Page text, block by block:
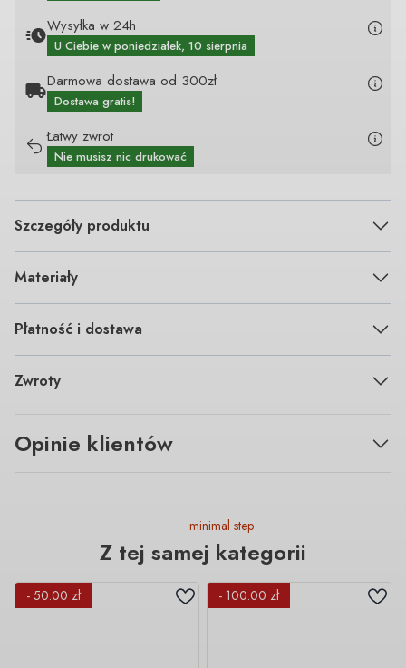
Wysyłka w 24h
U Ciebie w poniedziałek, 10 sierpnia
Darmowa dostawa od 300zł
Dostawa gratis!
Łatwy zwrot
Nie musisz nic drukować
Szczegóły produktu
Materiały
Płatność i dostawa
Zwroty
Opinie klientów
minimal step
Z tej samej kategorii
- 50.00 zł - 100.00 zł